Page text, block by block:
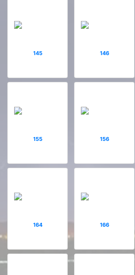
145 146
155 156
164 166